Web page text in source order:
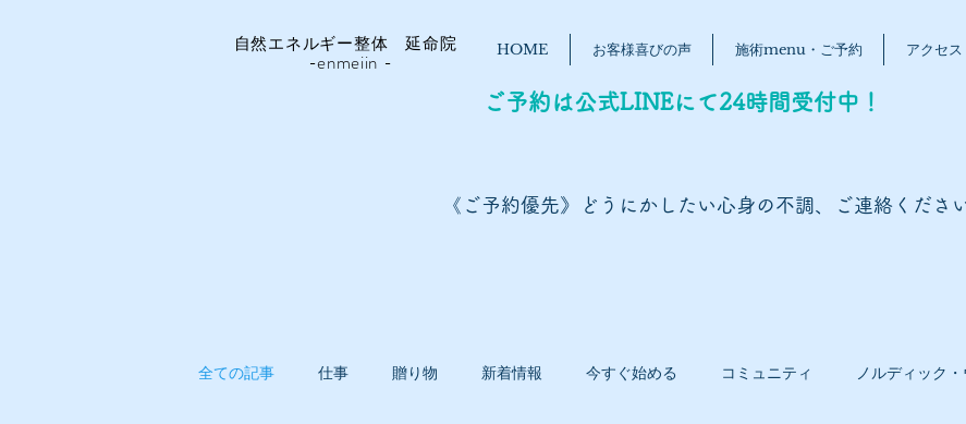
自然エネルギー整体 延命院
-enmeiin - HOME お客様喜びの声 施術menu・ご予約 アクセス
ご予約は公式LINEにて24時間受付中！
《ご予約優先》どうにかしたい心身の不調、ご連絡くださ
全ての記事 仕事 贈り物 新着情報 今すぐ始める コミュニティ ノルディック